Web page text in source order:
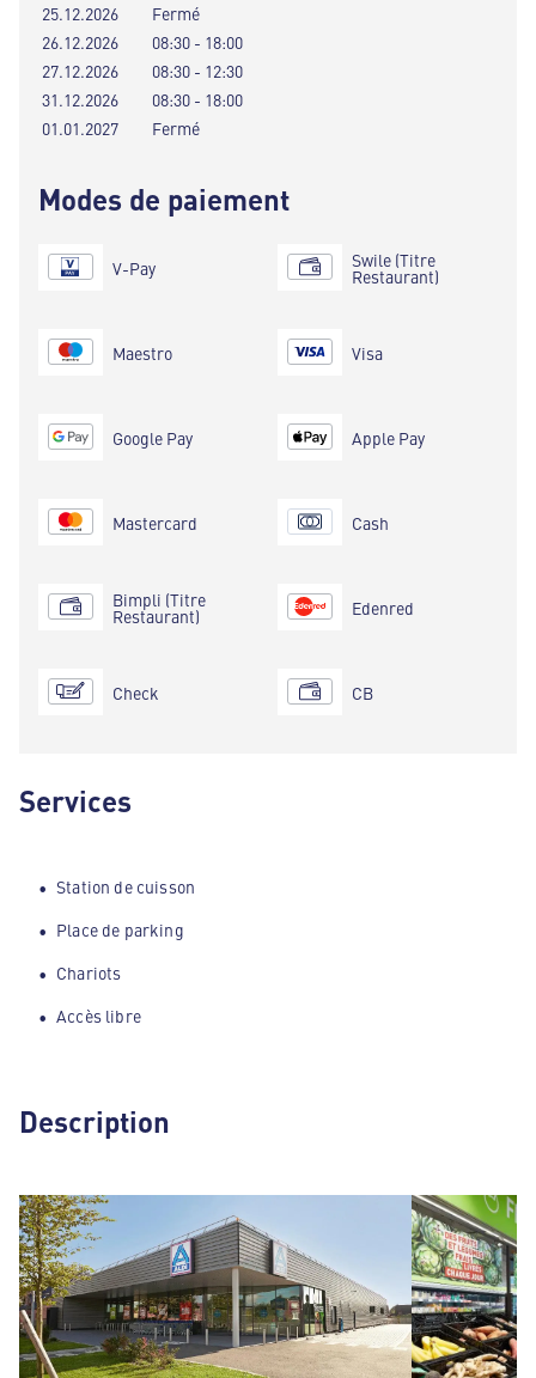
25.12.2026
Fermé
26.12.2026
08:30 - 18:00
27.12.2026
08:30 - 12:30
31.12.2026
08:30 - 18:00
01.01.2027
Fermé
Modes de paiement
V-Pay
Maestro
Google Pay
Mastercard
Bimpli (Titre
Restaurant)
Check
Swile (Titre
Restaurant)
Visa
Apple Pay
Cash
Edenred
CB
Services
Station de cuisson
Place de parking
Chariots
Accès libre
Description